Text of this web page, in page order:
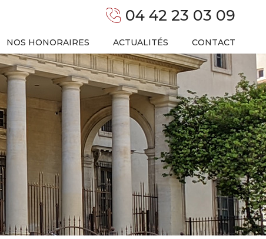
04 42 23 03 09
NOS HONORAIRES ACTUALITÉS CONTACT